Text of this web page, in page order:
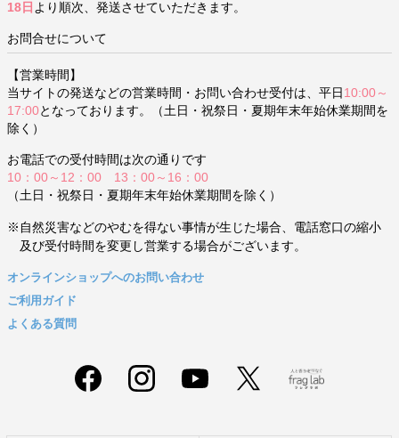
18日 より順次、発送させていただきます。
お問合せについて
【営業時間】
当サイトの発送などの営業時間・お問い合わせ受付は、平日 10:00～
17:00となっております。（土日・祝祭日・夏期年末年始休業期間を
除く）
お電話での受付時間は次の通りです
10：00～12：00 13：00～16：00
（土日・祝祭日・夏期年末年始休業期間を除く）
※自然災害などのやむを得ない事情が生じた場合、電話窓口の縮小
及び受付時間を変更し営業する場合がございます。
オンラインショップへのお問い合わせ
ご利用ガイド
よくある質問